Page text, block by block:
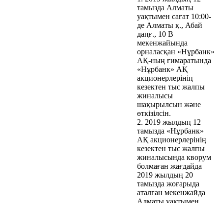
тамызда Алматы
уақтымен сағат 10:00-
де Алматы қ., Абай
даңғ., 10 В
мекенжайында
орналасқан «Нұрбанк»
АҚ-ның ғимаратында
«Нұрбанк» АҚ
акционерлерінің
кезектен тыс жалпы
жиналысы
шақырылсын және
өткізілсін.
2. 2019 жылдың 12
тамызда «Нұрбанк»
АҚ акционерлерінің
кезектен тыс жалпы
жиналысында кворум
болмаған жағдайда
2019 жылдың 20
тамызда жоғарыда
аталған мекенжайда
Алматы уақтымен